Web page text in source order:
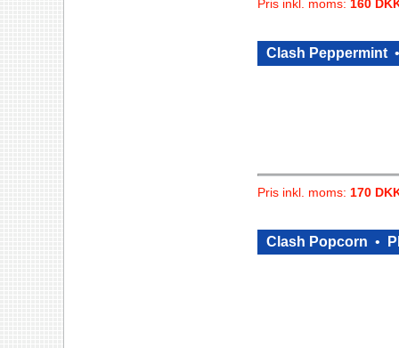
Pris inkl. moms: 160
Clash Peppermint
Pris inkl. moms: 170
Clash Popcorn •